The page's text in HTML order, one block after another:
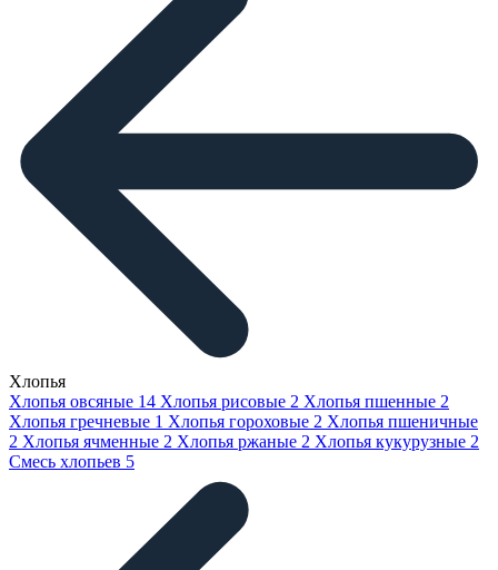
Хлопья
Хлопья овсяные 14 Хлопья рисовые 2 Хлопья пшенные 2
Хлопья гречневые 1 Хлопья гороховые 2 Хлопья пшеничные
2 Хлопья ячменные 2 Хлопья ржаные 2 Хлопья кукурузные 2
Смесь хлопьев 5